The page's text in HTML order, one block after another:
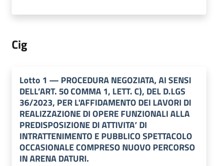
Cig
Lotto 1 — PROCEDURA NEGOZIATA, AI SENSI
DELL’ART. 50 COMMA 1, LETT. C), DEL D.LGS
36/2023, PER L'AFFIDAMENTO DEI LAVORI DI
REALIZZAZIONE DI OPERE FUNZIONALI ALLA
PREDISPOSIZIONE DI ATTIVITA’ DI
INTRATTENIMENTO E PUBBLICO SPETTACOLO
OCCASIONALE COMPRESO NUOVO PERCORSO
IN ARENA DATURI.